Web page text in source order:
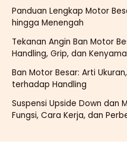
Panduan Lengkap Motor
hingga Menengah
Tekanan Angin Ban Motor
Handling, Grip, dan
Ban Motor Besar: Arti
terhadap Handling
Suspensi Upside Down dan
Fungsi, Cara Kerja, dan